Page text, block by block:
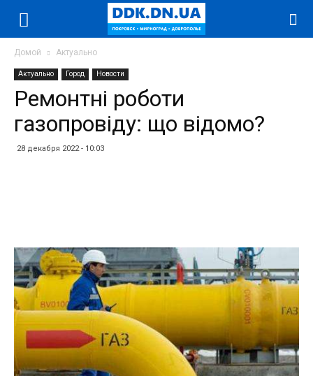
Домой Актуально
Актуально Город Новости
Ремонтні роботи
газопровіду: що відомо?
28 декабря 2022 - 10:03